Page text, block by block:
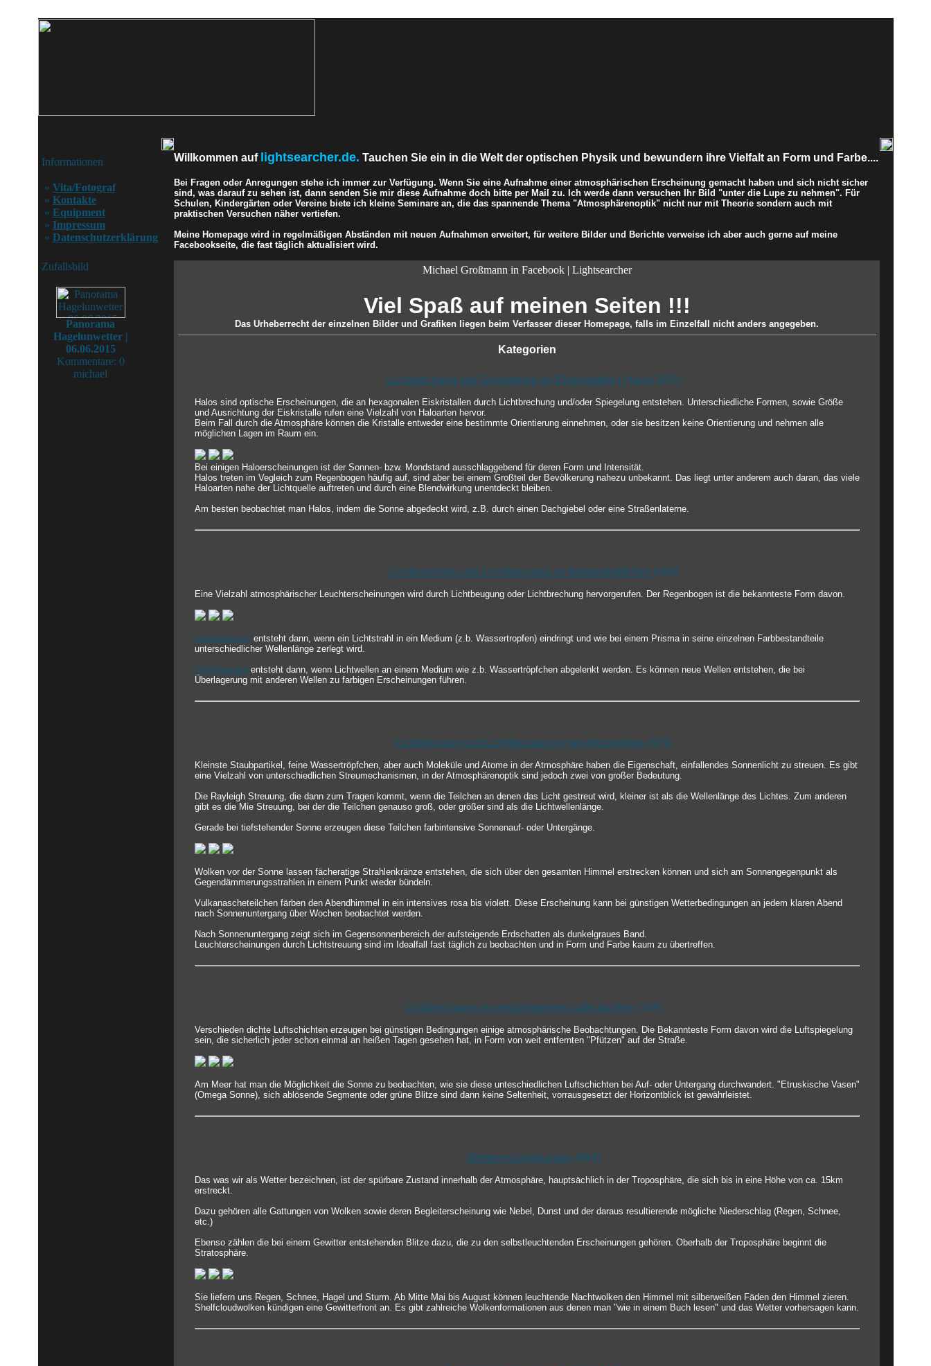
Informationen
» Vita/Fotograf
» Kontakte
» Equipment
» Impressum
» Datenschutzerklärung
Zufallsbild
Panorama
Hagelunwetter |
06.06.2015
Kommentare: 0
michael
Willkommen auf lightsearcher.de. Tauchen Sie ein in die Welt der optischen Physik und bewundern ihre Vielfalt an Form und Farbe....
Bei Fragen oder Anregungen stehe ich immer zur Verfügung. Wenn Sie eine Aufnahme einer atmosphärischen Erscheinung gemacht haben und sich nicht sicher
sind, was darauf zu sehen ist, dann senden Sie mir diese Aufnahme doch bitte per Mail zu. Ich werde dann versuchen Ihr Bild "unter die Lupe zu nehmen". Für
Schulen, Kindergärten oder Vereine biete ich kleine Seminare an, die das spannende Thema "Atmosphärenoptik" nicht nur mit Theorie sondern auch mit
praktischen Versuchen näher vertiefen.
Meine Homepage wird in regelmäßigen Abständen mit neuen Aufnahmen erweitert, für weitere Bilder und Berichte verweise ich aber auch gerne auf meine
Facebookseite, die fast täglich aktualisiert wird.
Michael Großmann in Facebook | Lightsearcher
Viel Spaß auf meinen Seiten !!!
Das Urheberrecht der einzelnen Bilder und Grafiken liegen beim Verfasser dieser Homepage, falls im Einzelfall nicht anders angegeben.
Kategorien
Lichtbrechung und Spiegelung an Eiskristallen | Halos (606)
Halos sind optische Erscheinungen, die an hexagonalen Eiskristallen durch Lichtbrechung und/oder Spiegelung entstehen. Unterschiedliche Formen, sowie Größe
und Ausrichtung der Eiskristalle rufen eine Vielzahl von Haloarten hervor.
Beim Fall durch die Atmosphäre können die Kristalle entweder eine bestimmte Orientierung einnehmen, oder sie besitzen keine Orientierung und nehmen alle
möglichen Lagen im Raum ein.
Bei einigen Haloerscheinungen ist der Sonnen- bzw. Mondstand ausschlaggebend für deren Form und Intensität.
Halos treten im Vegleich zum Regenbogen häufig auf, sind aber bei einem Großteil der Bevölkerung nahezu unbekannt. Das liegt unter anderem auch daran, das viele
Haloarten nahe der Lichtquelle auftreten und durch eine Blendwirkung unentdeckt bleiben.
Am besten beobachtet man Halos, indem die Sonne abgedeckt wird, z.B. durch einen Dachgiebel oder eine Straßenlaterne.
Lichtbrechung und Lichtbeugung an Wassertröpfchen (486)
Eine Vielzahl atmosphärischer Leuchterscheinungen wird durch Lichtbeugung oder Lichtbrechung hervorgerufen. Der Regenbogen ist die bekannteste Form davon.
Lichtbrechung entsteht dann, wenn ein Lichtstrahl in ein Medium (z.b. Wassertropfen) eindringt und wie bei einem Prisma in seine einzelnen Farbbestandteile
unterschiedlicher Wellenlänge zerlegt wird.
Lichtbeugung entsteht dann, wenn Lichtwellen an einem Medium wie z.b. Wassertröpfchen abgelenkt werden. Es können neue Wellen entstehen, die bei
Überlagerung mit anderen Wellen zu farbigen Erscheinungen führen.
Lichtstreuung und Lichtbeugung in der Atmosphäre (929)
Kleinste Staubpartikel, feine Wassertröpfchen, aber auch Moleküle und Atome in der Atmosphäre haben die Eigenschaft, einfallendes Sonnenlicht zu streuen. Es gibt
eine Vielzahl von unterschiedlichen Streumechanismen, in der Atmosphärenoptik sind jedoch zwei von großer Bedeutung.
Die Rayleigh Streuung, die dann zum Tragen kommt, wenn die Teilchen an denen das Licht gestreut wird, kleiner ist als die Wellenlänge des Lichtes. Zum anderen
gibt es die Mie Streuung, bei der die Teilchen genauso groß, oder größer sind als die Lichtwellenlänge.
Gerade bei tiefstehender Sonne erzeugen diese Teilchen farbintensive Sonnenauf- oder Untergänge.
Wolken vor der Sonne lassen fächeratige Strahlenkränze entstehen, die sich über den gesamten Himmel erstrecken können und sich am Sonnengegenpunkt als
Gegendämmerungsstrahlen in einem Punkt wieder bündeln.
Vulkanascheteilchen färben den Abendhimmel in ein intensives rosa bis violett. Diese Erscheinung kann bei günstigen Wetterbedingungen an jedem klaren Abend
nach Sonnenuntergang über Wochen beobachtet werden.
Nach Sonnenuntergang zeigt sich im Gegensonnenbereich der aufsteigende Erdschatten als dunkelgraues Band.
Leuchterscheinungen durch Lichtstreuung sind im Idealfall fast täglich zu beobachten und in Form und Farbe kaum zu übertreffen.
Lichtbrechung an verschiedenen Luftschichten (149)
Verschieden dichte Luftschichten erzeugen bei günstigen Bedingungen einige atmosphärische Beobachtungen. Die Bekannteste Form davon wird die Luftspiegelung
sein, die sicherlich jeder schon einmal an heißen Tagen gesehen hat, in Form von weit entfernten "Pfützen" auf der Straße.
Am Meer hat man die Möglichkeit die Sonne zu beobachten, wie sie diese unteschiedlichen Luftschichten bei Auf- oder Untergang durchwandert. "Etruskische Vasen"
(Omega Sonne), sich ablösende Segmente oder grüne Blitze sind dann keine Seltenheit, vorrausgesetzt der Horizontblick ist gewährleistet.
Wettererscheinungen (694)
Das was wir als Wetter bezeichnen, ist der spürbare Zustand innerhalb der Atmosphäre, hauptsächlich in der Troposphäre, die sich bis in eine Höhe von ca. 15km
erstreckt.
Dazu gehören alle Gattungen von Wolken sowie deren Begleiterscheinung wie Nebel, Dunst und der daraus resultierende mögliche Niederschlag (Regen, Schnee,
etc.)
Ebenso zählen die bei einem Gewitter entstehenden Blitze dazu, die zu den selbstleuchtenden Erscheinungen gehören. Oberhalb der Troposphäre beginnt die
Stratosphäre.
Sie liefern uns Regen, Schnee, Hagel und Sturm. Ab Mitte Mai bis August können leuchtende Nachtwolken den Himmel mit silberweißen Fäden den Himmel zieren.
Shelfcloudwolken kündigen eine Gewitterfront an. Es gibt zahlreiche Wolkenformationen aus denen man "wie in einem Buch lesen" und das Wetter vorhersagen kann.